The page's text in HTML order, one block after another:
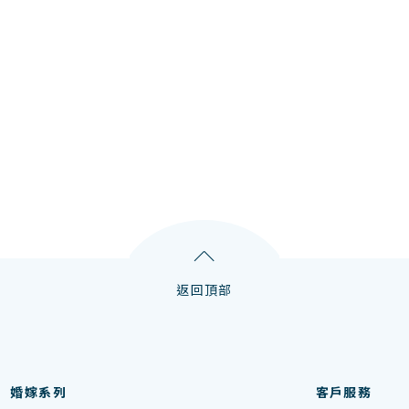
返回頂部
婚嫁系列 客戶服務